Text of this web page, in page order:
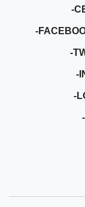
-
-
-
-
-